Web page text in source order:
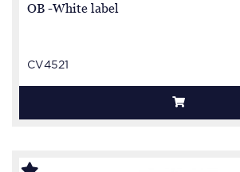
OB -White label
CV4521